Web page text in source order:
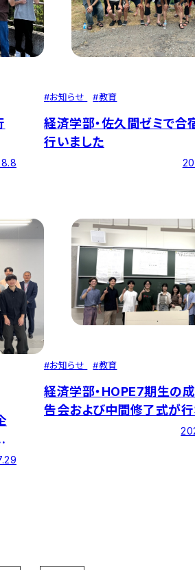
#お知らせ #教育
経済学部・佐久間ゼミで合
行いました
#お知らせ #教育
経済学部・HOPE7期生の
告会および中間修了式が